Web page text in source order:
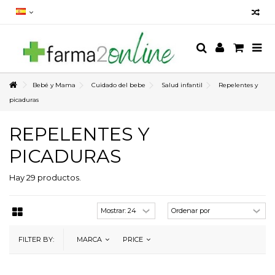
Bebé y Mama Cuidado del bebe Salud infantil
Repelentes y
picaduras
REPELENTES Y
PICADURAS
Hay 29 productos.
FILTER BY: MARCA PRICE